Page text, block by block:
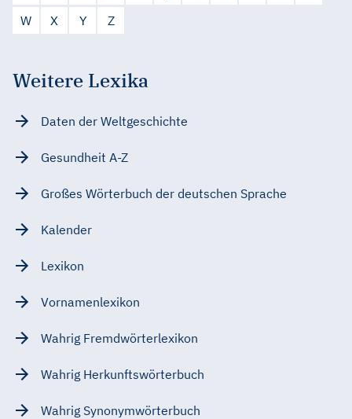
W
X Y Z
Weitere Lexika
Daten der Weltgeschichte
Gesundheit A-Z
Großes Wörterbuch der deutschen Sprache
Kalender
Lexikon
Vornamenlexikon
Wahrig Fremdwörterlexikon
Wahrig Herkunftswörterbuch
Wahrig Synonymwörterbuch